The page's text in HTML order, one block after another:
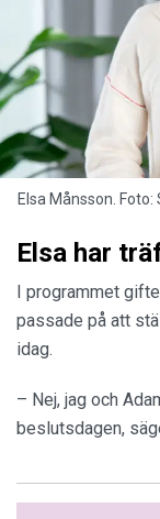
Elsa Månsson. Foto:
Elsa har
I programmet
passade på att
idag.
– Nej, jag och
beslutsdagen,